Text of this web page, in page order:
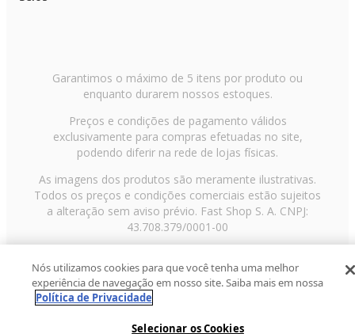
Garantimos o máximo de 5 itens por produto ou
enquanto durarem nossos estoques.
Preços e condições de pagamento válidos
exclusivamente para compras efetuadas no site,
podendo diferir na rede de lojas físicas.
As imagens dos produtos são meramente ilustrativas.
Todos os preços e condições comerciais estão sujeitos
a alteração sem aviso prévio. Fast Shop S. A. CNPJ:
43.708.379/0001-00
Paulo/SP, CEP 02029-001, Telefone: 11 3003-3728 ©
2013 Fast Shop - Todos os direitos reservadosRF
Nós utilizamos cookies para que você tenha uma melhor
experiência de navegação em nosso site. Saiba mais em nossa
Política de Privacidade
Selecionar os Cookies